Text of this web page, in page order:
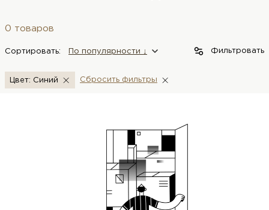
0 товаров
Сортировать: По популярности ↓ Фильтровать
Цвет: Синий Сбросить фильтры